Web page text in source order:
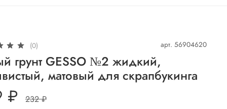
(0) арт. 56904620
грунт GESSO №2 жидкий,
матовый для скрапбукинга
₽ 232 ₽